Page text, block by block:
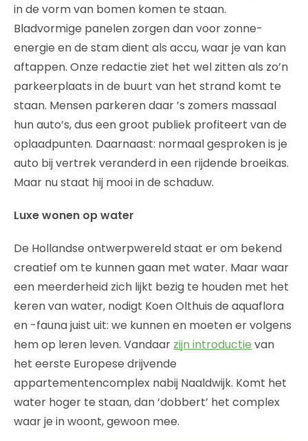
in de vorm van bomen komen te staan.
Bladvormige panelen zorgen dan voor zonne-
energie en de stam dient als accu, waar je van kan
aftappen. Onze redactie ziet het wel zitten als zo’n
parkeerplaats in de buurt van het strand komt te
staan. Mensen parkeren daar ’s zomers massaal
hun auto’s, dus een groot publiek profiteert van de
oplaadpunten. Daarnaast: normaal gesproken is je
auto bij vertrek veranderd in een rijdende broeikas.
Maar nu staat hij mooi in de schaduw.
Luxe wonen op water
De Hollandse ontwerpwereld staat er om bekend
creatief om te kunnen gaan met water. Maar waar
een meerderheid zich lijkt bezig te houden met het
keren van water, nodigt Koen Olthuis de aquaflora
en -fauna juist uit: we kunnen en moeten er volgens
hem op leren leven. Vandaar zijn introductie van
het eerste Europese drijvende
appartementencomplex nabij Naaldwijk. Komt het
water hoger te staan, dan ‘dobbert’ het complex
waar je in woont, gewoon mee.